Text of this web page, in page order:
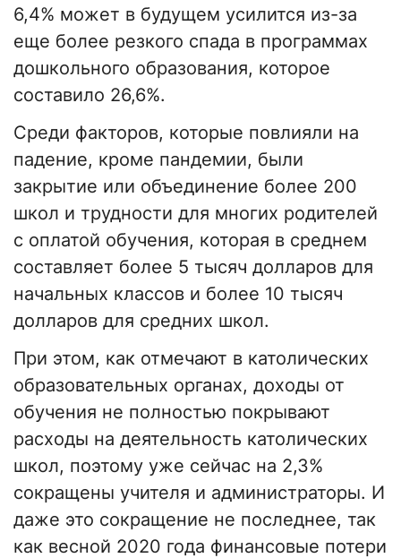
6,4% может в будущем усилится из-за
еще более резкого спада в программах
дошкольного образования, которое
составило 26,6%.
Среди факторов, которые повлияли на
падение, кроме пандемии, были
закрытие или объединение более 200
школ и трудности для многих родителей
с оплатой обучения, которая в среднем
составляет более 5 тысяч долларов для
начальных классов и более 10 тысяч
долларов для средних школ.
При этом, как отмечают в католических
образовательных органах, доходы от
обучения не полностью покрывают
расходы на деятельность католических
школ, поэтому уже сейчас на 2,3%
сокращены учителя и администраторы. И
даже это сокращение не последнее, так
как весной 2020 года финансовые потери